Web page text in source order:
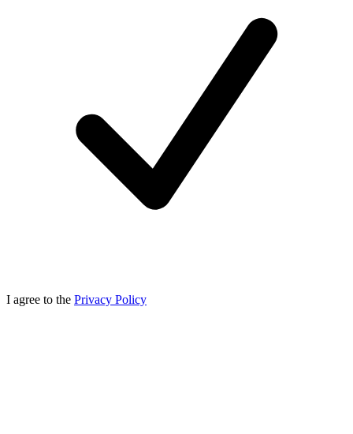
I agree to the Privacy Policy